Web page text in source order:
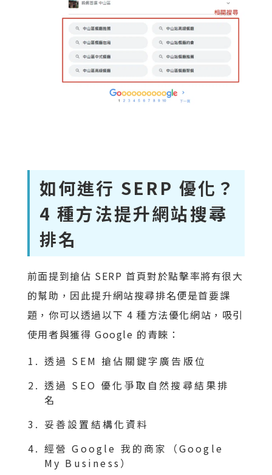
如何進行 SERP 優化？
4 種方法提升網站搜尋
排名
前面提到搶佔 SERP 首頁對於點擊率將有很大
的幫助，因此提升網站搜尋排名便是首要課
題，你可以透過以下 4 種方法優化網站，吸引
使用者與獲得 Google 的青睞：
透過 SEM 搶佔關鍵字廣告版位
透過 SEO 優化爭取自然搜尋結果排
名
妥善設置結構化資料
經營 Google 我的商家（Google
My Business）